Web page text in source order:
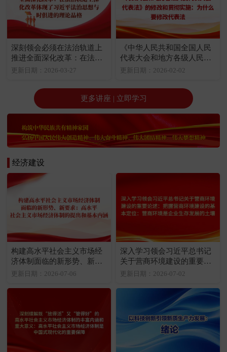
深刻领会必须在法治轨道上
推进全面深化改革：在法治
轨道上深化改革体现了习近
更新日期：2026-03-27
《中华人民共和国全国人民
代表大会和地方各级人民代
表大会代表法》的修改和贯
法
更新日期：2026-02-02
更多讲座 | 立即学习
经济建设
构建高水平社会主义市场经
济体制面临的新形势、新要
求：高水平社会主义市场经
更新日期：2026-07-06
深入学习领会习近平总书记
关于营商环境建设的重要论
述：把握营商环境建设的基
更新日期：2026-07-02